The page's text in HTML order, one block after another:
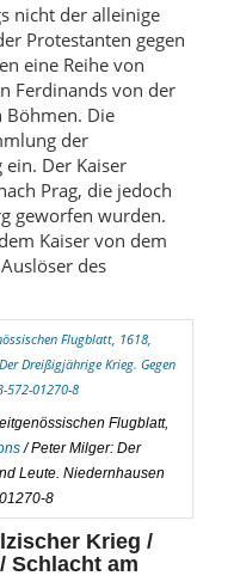
nicht der alleinige
Protestanten gegen
eine Reihe von
Ferdinands von der
Böhmen. Die
der
ein. Der Kaiser
Prag, die jedoch
geworfen wurden.
Kaiser von dem
des
Flugblatt,
/ Peter Milger: Der
Leute. Niedernhausen
8
Krieg /
Schlacht am